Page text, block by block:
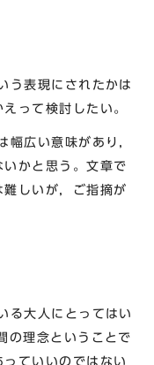
表現にされたかは
って検討したい。
広い意味があり，
かと思う。文章で
しいが，ご指摘が
大人にとってはい
の理念ということで
ていいのではない